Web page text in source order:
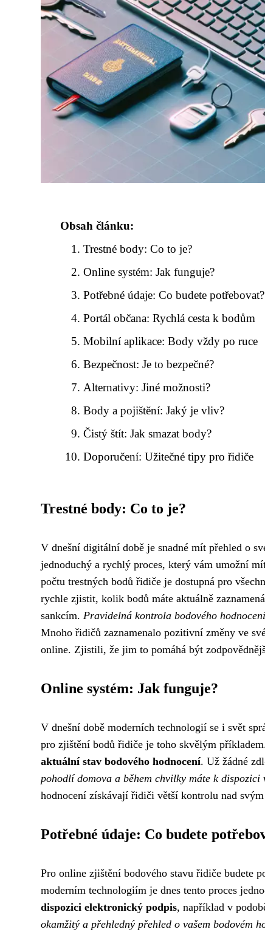
Obsah článku:
Trestné body: Co to je?
Online systém: Jak funguje?
Potřebné údaje: Co budete potřebovat?
Portál občana: Rychlá cesta k bodům
Mobilní aplikace: Body vždy po ruce
Bezpečnost: Je to bezpečné?
Alternativy: Jiné možnosti?
Body a pojištění: Jaký je vliv?
Čistý štít: Jak smazat body?
Doporučení: Užitečné tipy pro řidiče
Trestné body: Co to je?
V dnešní digitální době je snadné mít přehled o
jednoduchý a rychlý proces, který vám umožní
počtu trestných bodů řidiče je dostupná pro
rychle zjistit, kolik bodů máte aktuálně
sankcím. Pravidelná kontrola bodového
Mnoho řidičů zaznamenalo pozitivní změny ve
online. Zjistili, že jim to pomáhá být
Online systém: Jak funguje?
V dnešní době moderních technologií se i svět
pro zjištění bodů řidiče je toho skvělým
aktuální stav bodového hodnocení. Už žádné
pohodlí domova a během chvilky máte k dispozici
hodnocení získávají řidiči větší kontrolu nad
Potřebné údaje: Co budete
Pro online zjištění bodového stavu řidiče budete
moderním technologiím je dnes tento proces
dispozici elektronický podpis, například v
okamžitý a přehledný přehled o vašem bodovém